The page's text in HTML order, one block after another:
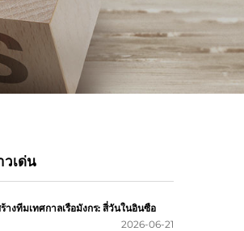
วเด่น
างทีมเทศกาลเรือมังกร: สี่วันในอินซือ
2026-06-21